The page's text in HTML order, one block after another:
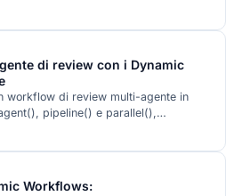
non sono vincolanti e la soglia di
di review con i Dynamic
workflow di review multi-agente in
pipeline() e parallel(),
avversariale-sintesi del
Workflows: